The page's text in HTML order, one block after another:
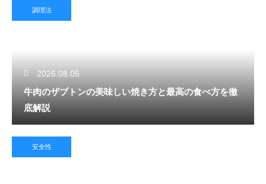
調理法
2026.08.05
牛肉のザブトンの美味しい焼き方と最高の食べ方を徹
底解説
安全性